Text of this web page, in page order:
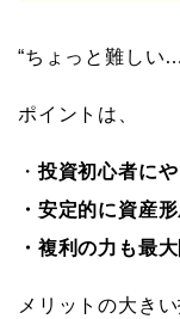
“ちょっと難しい
ポイントは、
・ 投資初心者に
・安定的に資産
・複利の力も最
メリットの大き